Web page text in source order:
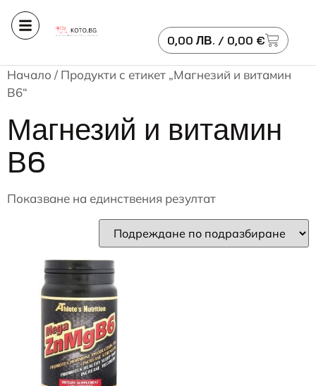
0,00 ЛВ. / 0,00 €
Начало / Продукти с етикет „Магнезий и витамин
В6“
Магнезий и витамин
В6
Показване на единствения резултат